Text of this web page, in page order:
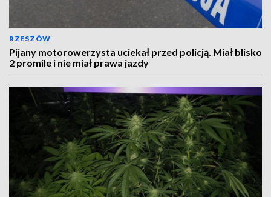
RZESZÓW
Pijany motorowerzysta uciekał przed policją. Miał blisko
2 promile i nie miał prawa jazdy